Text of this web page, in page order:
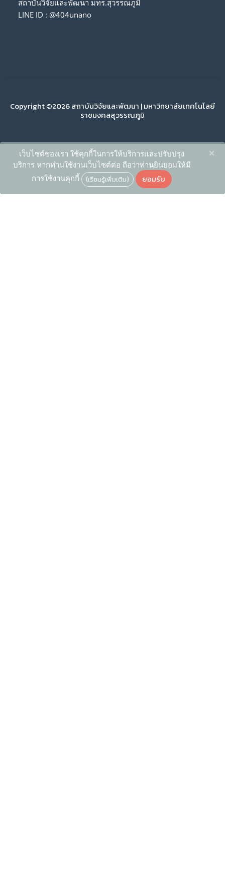
สถาบันวิจัยและพัฒนา มทร.สุวรรณภูมิ
LINE ID : @404unano
Copyright ©2026 สถาบันวิจัยและพัฒนา | มหาวิทยาลัยเทคโนโลยี
ราชมงคลสุวรรณภูมิ
เว็บไซต์ของเรา ใช้คุกกี้ในการให้บริการและปรับปรุง
บริการ หากท่านใช้งานเว็บไซต์ต่อ ถือว่าท่านยินยอมให้มี
การใช้งานคุกกี้ (เรียนรู้เพิ่มเติม) ยอมรับ
×